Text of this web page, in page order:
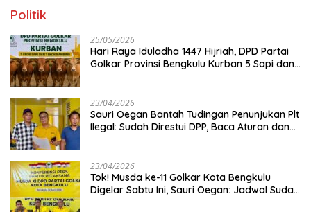
Politik
25/05/2026
Hari Raya Iduladha 1447 Hijriah, DPD Partai
Golkar Provinsi Bengkulu Kurban 5 Sapi dan 1
23/04/2026
Sauri Oegan Bantah Tudingan Penunjukan Plt
Ilegal: Sudah Direstui DPP, Baca Aturan dan
23/04/2026
‎Tok! Musda ke-11 Golkar Kota Bengkulu
Digelar Sabtu Ini, Sauri Oegan: Jadwal Sudah